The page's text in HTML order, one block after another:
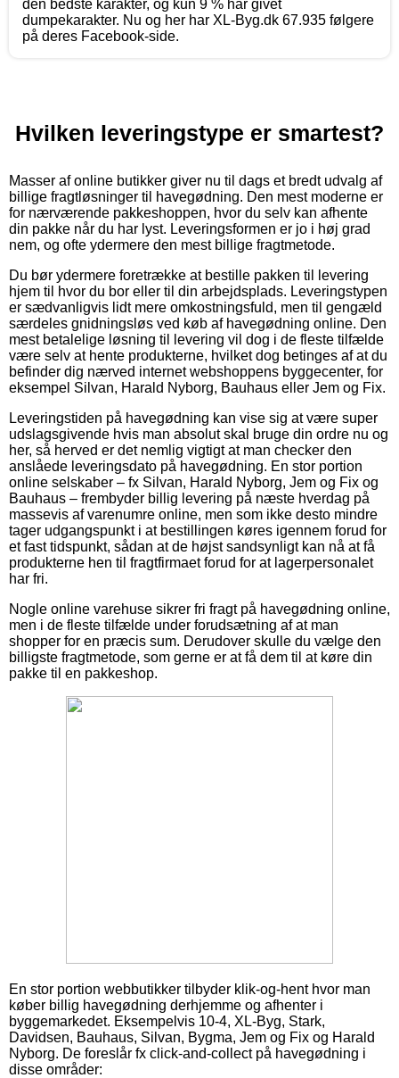
den bedste karakter, og kun 9 % har givet
dumpekarakter. Nu og her har XL-Byg.dk 67.935 følgere
på deres Facebook-side.
Hvilken leveringstype er smartest?
Masser af online butikker giver nu til dags et bredt udvalg af
billige fragtløsninger til havegødning. Den mest moderne er
for nærværende pakkeshoppen, hvor du selv kan afhente
din pakke når du har lyst. Leveringsformen er jo i høj grad
nem, og ofte ydermere den mest billige fragtmetode.
Du bør ydermere foretrække at bestille pakken til levering
hjem til hvor du bor eller til din arbejdsplads. Leveringstypen
er sædvanligvis lidt mere omkostningsfuld, men til gengæld
særdeles gnidningsløs ved køb af havegødning online. Den
mest betalelige løsning til levering vil dog i de fleste tilfælde
være selv at hente produkterne, hvilket dog betinges af at du
befinder dig nærved internet webshoppens byggecenter, for
eksempel Silvan, Harald Nyborg, Bauhaus eller Jem og Fix.
Leveringstiden på havegødning kan vise sig at være super
udslagsgivende hvis man absolut skal bruge din ordre nu og
her, så herved er det nemlig vigtigt at man checker den
anslåede leveringsdato på havegødning. En stor portion
online selskaber – fx Silvan, Harald Nyborg, Jem og Fix og
Bauhaus – frembyder billig levering på næste hverdag på
massevis af varenumre online, men som ikke desto mindre
tager udgangspunkt i at bestillingen køres igennem forud for
et fast tidspunkt, sådan at de højst sandsynligt kan nå at få
produkterne hen til fragtfirmaet forud for at lagerpersonalet
har fri.
Nogle online varehuse sikrer fri fragt på havegødning online,
men i de fleste tilfælde under forudsætning af at man
shopper for en præcis sum. Derudover skulle du vælge den
billigste fragtmetode, som gerne er at få dem til at køre din
pakke til en pakkeshop.
En stor portion webbutikker tilbyder klik-og-hent hvor man
køber billig havegødning derhjemme og afhenter i
byggemarkedet. Eksempelvis 10-4, XL-Byg, Stark,
Davidsen, Bauhaus, Silvan, Bygma, Jem og Fix og Harald
Nyborg. De foreslår fx click-and-collect på havegødning i
disse områder: